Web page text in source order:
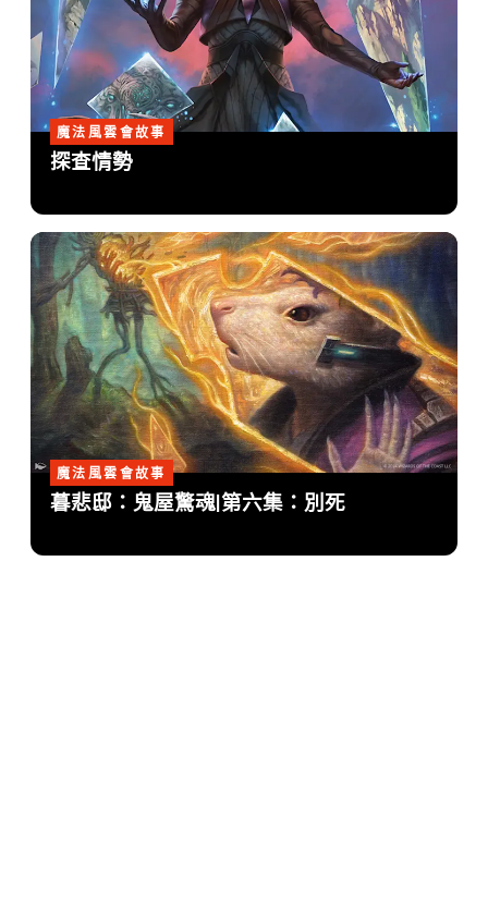
魔法風雲會故事
探查情勢
魔法風雲會故事
暮悲邸：鬼屋驚魂|第六集：別死